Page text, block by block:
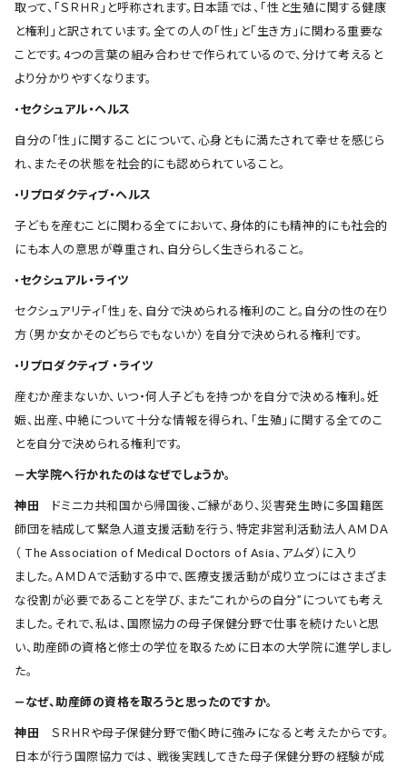
取って、「ＳＲＨＲ」と呼称されます。日本語では、「性と生殖に関する健康
と権利」と訳されています。全ての人の「性」と「生き方」に関わる重要な
ことです。4つの言葉の組み合わせで作られているので、分けて考えると
より分かりやすくなります。
•セクシュアル・ヘルス
自分の「性」に関することについて、心身ともに満たされて幸せを感じら
れ、またその状態を社会的にも認められていること。
•リプロダクティブ・ヘルス
子どもを産むことに関わる全てにおいて、身体的にも精神的にも社会的
にも本人の意思が尊重され、自分らしく生きられること。
•セクシュアル・ライツ
セクシュアリティ「性」を、自分で決められる権利のこと。自分の性の在り
方（男か女かそのどちらでもないか）を自分で決められる権利です。
•リプロダクティブ ・ライツ
産むか産まないか、いつ・何人子どもを持つかを自分で決める権利。妊
娠、出産、中絶について十分な情報を得られ、「生殖」に関する全てのこ
とを自分で決められる権利です。
―大学院へ行かれたのはなぜでしょうか。
神田
ドミニカ共和国から帰国後、ご縁があり、災害発生時に多国籍医
師団を結成して緊急人道支援活動を行う、特定非営利活動法人ＡＭＤＡ
（ The Association of Medical Doctors of Asia、アムダ）に入り
ました。ＡＭＤＡで活動する中で、医療支援活動が成り立つにはさまざま
な役割が必要であることを学び、また“これからの自分”についても考え
ました。それで、私は、国際協力の母子保健分野で仕事を続けたいと思
い、助産師の資格と修士の学位を取るために日本の大学院に進学しまし
た。
―なぜ、助産師の資格を取ろうと思ったのですか。
神田
ＳＲＨＲや母子保健分野で働く時に強みになると考えたからです。
日本が行う国際協力では、 戦後実践してきた母子保健分野の経験が成